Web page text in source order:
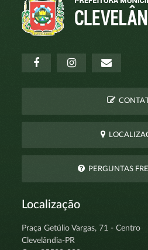
PERGUNTAS
Localização
Praça Getúlio Vargas, 71 - Centro
Clevelândia-PR